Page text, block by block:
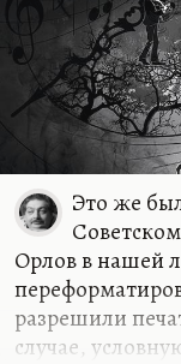
Это же
Орлов в нашей
разрешили
случае,